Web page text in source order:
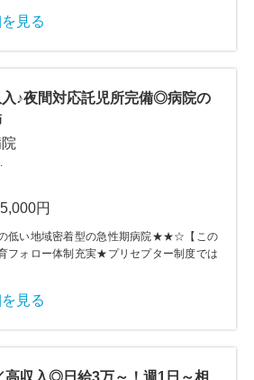
見る
♪夜間対応託児所完備◎病院の
円
低い地域密着型の急性期病院★★☆【この
ォロー体制充実★プリセプター制度では
見る